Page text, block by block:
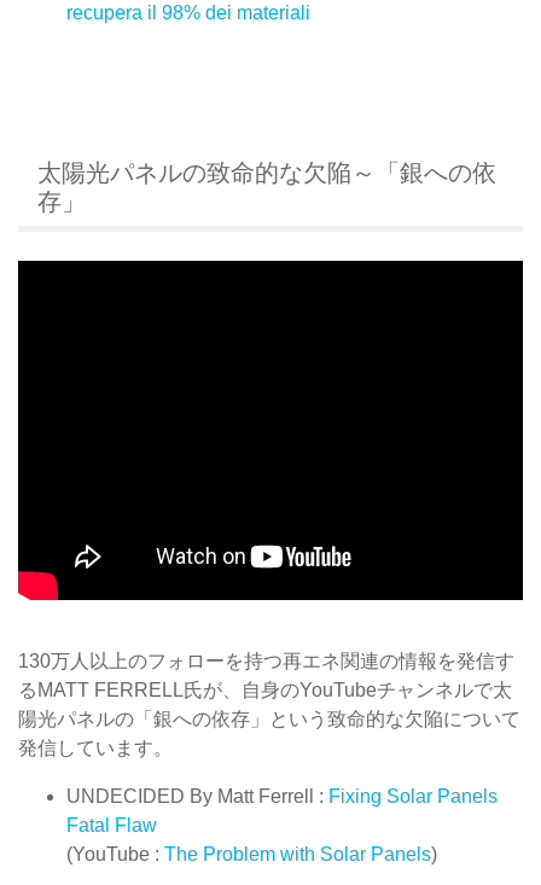
recupera il 98% dei materiali
太陽光パネルの致命的な欠陥～「銀への依
存」
130万人以上のフォローを持つ再エネ関連の情報を発信す
るMATT FERRELL氏が、自身のYouTubeチャンネルで太
陽光パネルの「銀への依存」という致命的な欠陥について
発信しています。
UNDECIDED By Matt Ferrell : Fixing Solar Panels
Fatal Flaw
(YouTube : The Problem with Solar Panels)